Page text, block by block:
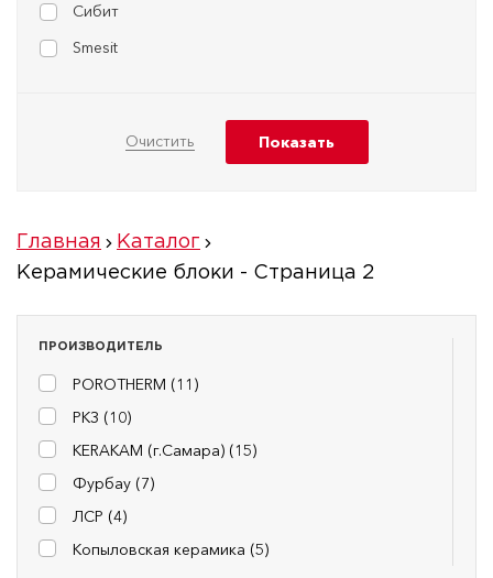
Сибит
Smesit
Главная
Каталог
Керамические блоки - Страница 2
ПРОИЗВОДИТЕЛЬ
POROTHERM (11 )
РКЗ (10)
KERAKAM (г.Самара) (15)
Фурбау (7)
ЛСР (4)
Копыловская керамика (5)